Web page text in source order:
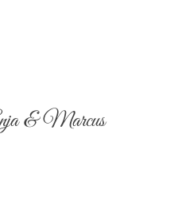
& Marcus